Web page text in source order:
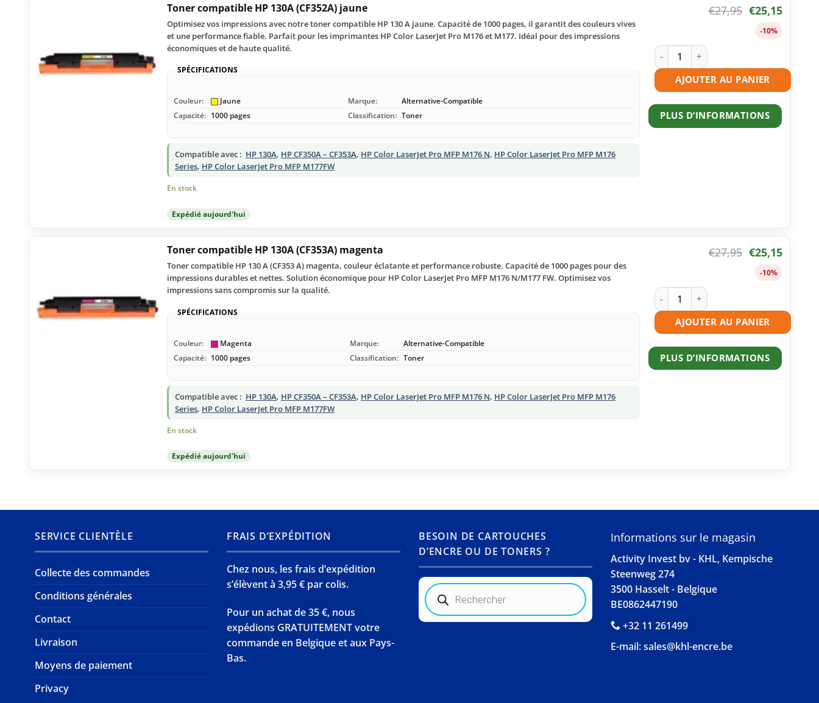
Toner compatible HP 130A (CF352A) jaune
Optimisez vos impressions avec notre toner compatible HP 130 A jaune. Capacité de 1000 pages, il garantit des couleurs vives
et une performance fiable. Parfait pour les imprimantes HP Color LaserJet Pro M176 et M177. Idéal pour des impressions
économiques et de haute qualité.
SPÉCIFICATIONS
Couleur: Jaune Marque:
Alternative-Compatible
Capacité: 1000 pages Classification: Toner
Compatible avec : HP 130A, HP CF350A – CF353A, HP Color LaserJet Pro MFP M176 N, HP Color LaserJet Pro MFP M176
Series, HP Color LaserJet Pro MFP M177FW
En stock
Expédié aujourd'hui
€27,95 €25,15
-10%
quantité de Toner compatible HP 130A
AJOUTER AU PANIER
PLUS D’INFORMATIONS
Toner compatible HP 130A (CF353A) magenta
Toner compatible HP 130 A (CF353 A) magenta, couleur éclatante et performance robuste. Capacité de 1000 pages pour des
impressions durables et nettes. Solution économique pour HP Color LaserJet Pro MFP M176 N/M177 FW. Optimisez vos
impressions sans compromis sur la qualité.
SPÉCIFICATIONS
Couleur: Magenta Marque:
Alternative-Compatible
Capacité: 1000 pages Classification: Toner
Compatible avec : HP 130A, HP CF350A – CF353A, HP Color LaserJet Pro MFP M176 N, HP Color LaserJet Pro MFP M176
Series, HP Color LaserJet Pro MFP M177FW
En stock
Expédié aujourd'hui
€27,95 €25,15
-10%
quantité de Toner compatible HP 130A
AJOUTER AU PANIER
PLUS D’INFORMATIONS
SERVICE CLIENTÈLE
Collecte des commandes
Conditions générales
Contact
Livraison
Moyens de paiement
Privacy
FRAIS D’EXPÉDITION
Chez nous, les frais d’expédition
s’élèvent à 3,95 € par colis.
Pour un achat de 35 €, nous
expédions GRATUITEMENT votre
commande en Belgique et aux Pays-
Bas.
BESOIN DE CARTOUCHES
D’ENCRE OU DE TONERS ?
Recherche
de
produits
Informations sur le magasin
Activity Invest bv - KHL, Kempische
Steenweg 274
3500 Hasselt - Belgique
BE0862447190
+32 11 261499
E-mail:sales@khl-encre.be